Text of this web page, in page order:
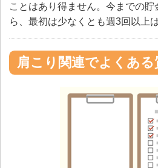
ことはあり得ません。今までの
ら、最初は少なくとも週3回以上
肩こり関連でよくある